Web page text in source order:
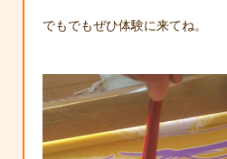
でもでもぜひ体験に来てね。